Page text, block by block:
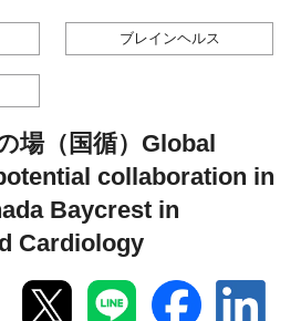
ブレインヘルス
場（国循）Global
collaboration in
Baycrest in
Cardiology